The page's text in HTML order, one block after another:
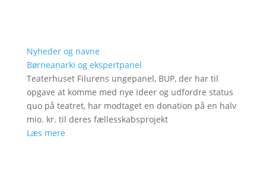
Nyheder og navne
Børneanarki og ekspertpanel
Teaterhuset Filurens ungepanel, BUP, der har til
opgave at komme med nye ideer og udfordre status
quo på teatret, har modtaget en donation på en halv
mio. kr. til deres fællesskabsprojekt
Læs mere